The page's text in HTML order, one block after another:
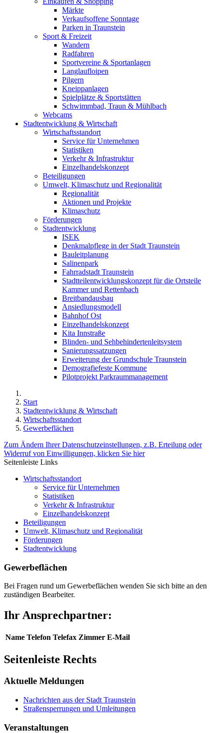
Märkte
Verkaufsoffene Sonntage
Parken in Traunstein
Sport & Freizeit
Wandern
Radfahren
Sportvereine & Sportanlagen
Langlaufloipen
Pilgern
Kneippanlagen
Spielplätze & Sportstätten
Schwimmbad, Traun & Mühlbach
Webcams
Stadtentwicklung & Wirtschaft
Wirtschaftsstandort
Service für Unternehmen
Statistiken
Verkehr & Infrastruktur
Einzelhandelskonzept
Beteiligungen
Umwelt, Klimaschutz und Regionalität
Regionalität
Aktionen und Projekte
Klimaschutz
Förderungen
Stadtentwicklung
ISEK
Denkmalpflege in der Stadt Traunstein
Bauleitplanung
Salinenpark
Fahrradstadt Traunstein
Stadtteilentwicklungskonzept für die Ortsteile
Kammer und Rettenbach
Breitbandausbau
Ansiedlungsmodell
Bahnhof Ost
Einzelhandelskonzept
Kita Innstraße
Blinden- und Sehbehindertenleitsystem
Sanierungssatzungen
Erweiterung der Grundschule Traunstein
Demografiefeste Kommune
Pilotprojekt Parkraummanagement
Start
Stadtentwicklung & Wirtschaft
Wirtschaftsstandort
Gewerbeflächen
Zum Ändern Ihrer Datenschutzeinstellungen, z.B. Erteilung oder
Widerruf von Einwilligungen, klicken Sie hier
Seitenleiste Links
Wirtschaftsstandort
Service für Unternehmen
Statistiken
Verkehr & Infrastruktur
Einzelhandelskonzept
Beteiligungen
Umwelt, Klimaschutz und Regionalität
Förderungen
Stadtentwicklung
Gewerbeflächen
Bei Fragen rund um Gewerbeflächen wenden Sie sich bitte an den
zuständigen Bearbeiter.
Ihr Ansprechpartner:
Name Telefon Telefax Zimmer E-Mail
Seitenleiste Rechts
Aktuelle Meldungen
Nachrichten aus der Stadt Traunstein
Straßensperrungen und Umleitungen
Veranstaltungen